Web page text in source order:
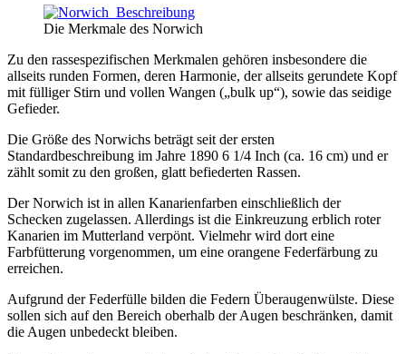
Die Merkmale des Norwich
Zu den rassespezifischen Merkmalen gehören insbesondere die
allseits runden Formen, deren Harmonie, der allseits gerundete Kopf
mit fülliger Stirn und vollen Wangen („bulk up“), sowie das seidige
Gefieder.
Die Größe des Norwichs beträgt seit der ersten
Standardbeschreibung im Jahre 1890 6 1/4 Inch (ca. 16 cm) und er
zählt somit zu den großen, glatt befiederten Rassen.
Der Norwich ist in allen Kanarienfarben einschließlich der
Schecken zugelassen. Allerdings ist die Einkreuzung erblich roter
Kanarien im Mutterland verpönt. Vielmehr wird dort eine
Farbfütterung vorgenommen, um eine orangene Federfärbung zu
erreichen.
Aufgrund der Federfülle bilden die Federn Überaugenwülste. Diese
sollen sich auf den Bereich oberhalb der Augen beschränken, damit
die Augen unbedeckt bleiben.